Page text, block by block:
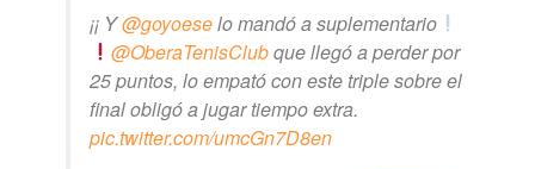
¡¡ Y@goyoeselo mandó a suplementario
@OberaTenisClubque llegó a perder por
25 puntos, lo empató con este triple sobre el
final obligó a jugar tiempo extra.
pic.twitter.com/umcGn7D8en